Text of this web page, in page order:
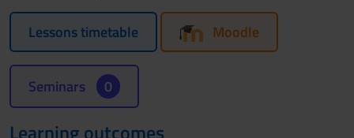
Lessons timetable Moodle
Seminars 0